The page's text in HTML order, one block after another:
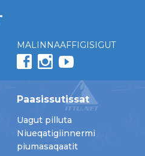
MALINNAAFFIGISIGUT
Paasissutissat
Uagut pilluta
Niueqatigiinnermi
piumasaqaatit